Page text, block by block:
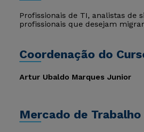
Profissionais de TI, analistas de
profissionais que desejam
Coordenação do
Artur Ubaldo Marques Junior
Mercado de